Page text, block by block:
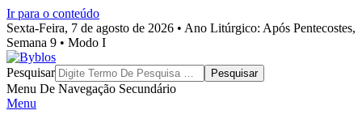
Ir para o conteúdo
Sexta-Feira, 7 de agosto de 2026 • Ano Litúrgico: Após Pentecostes,
Semana 9 • Modo I
Byblos
Pesquisar
Menu De Navegação Secundário
Menu